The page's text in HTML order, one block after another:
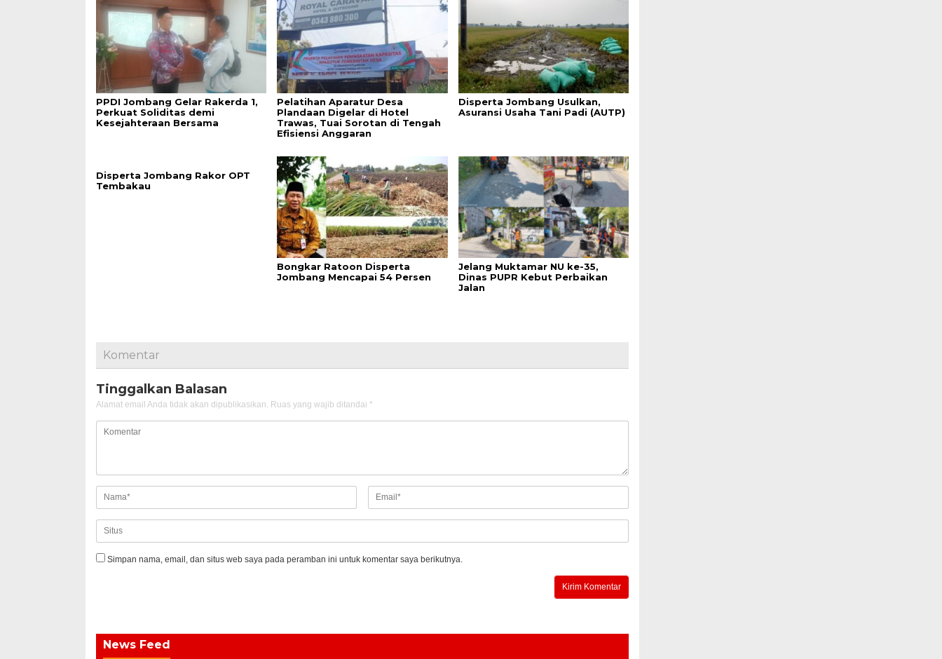
PPDI Jombang Gelar Rakerda 1,
Perkuat Soliditas demi
Kesejahteraan Bersama
Pelatihan Aparatur Desa
Plandaan Digelar di Hotel
Trawas, Tuai Sorotan di Tengah
Efisiensi Anggaran
Disperta Jombang Usulkan,
Asuransi Usaha Tani Padi (AUTP)
Disperta Jombang Rakor OPT
Tembakau
Bongkar Ratoon Disperta
Jombang Mencapai 54 Persen
Jelang Muktamar NU ke-35,
Dinas PUPR Kebut Perbaikan
Jalan
Komentar
Tinggalkan Balasan
Alamat email Anda tidak akan dipublikasikan. Ruas yang wajib ditandai *
Simpan nama, email, dan situs web saya pada peramban ini untuk komentar saya berikutnya.
News Feed